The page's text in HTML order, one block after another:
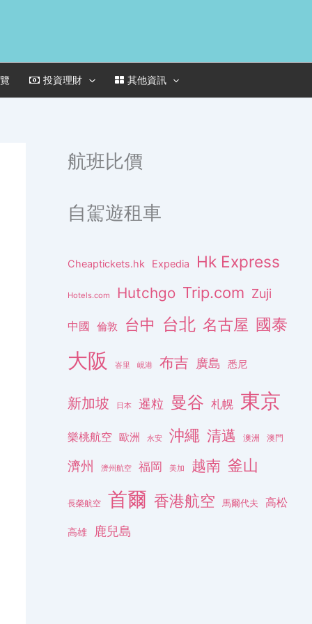
投資理財 其他資訊
航班比價
自駕遊租車
Cheaptickets.hk Expedia Hk Express
Hotels.com Hutchgo Trip.com Zuji
中國 倫敦 台中 台北 名古屋 國泰
大阪 峇里 峴港 布吉 廣島 悉尼
新加坡 日本 暹粒 曼谷 札幌 東京
樂桃航空 歐洲 永安 沖繩 清邁 澳洲 澳門
濟州 濟州航空 福岡 美加 越南 釜山
長榮航空 首爾 香港航空 馬爾代夫 高松
高雄 鹿兒島